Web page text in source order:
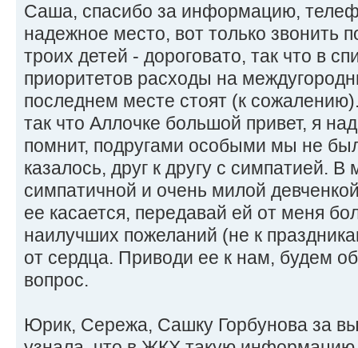
Саша, спасибо за информацию,
надежное место, вот только звонить
троих детей - дороговато, так что в
приоритетов расходы на
последнем месте стоят (к
так что Аллочке большой привет, я
помнит, подругами особыми мы не
казалось, друг к другу с симпатией.
симпатичной и очень милой
ее касается, передавай ей от меня
наилучших пожеланий (не к
от сердца. Приводи ее к нам, будем
вопрос.
Юрик, Сережа, Сашку Горбунова за